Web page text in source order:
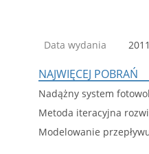
Data wydania 2011
NAJWIĘCEJ POBRAŃ